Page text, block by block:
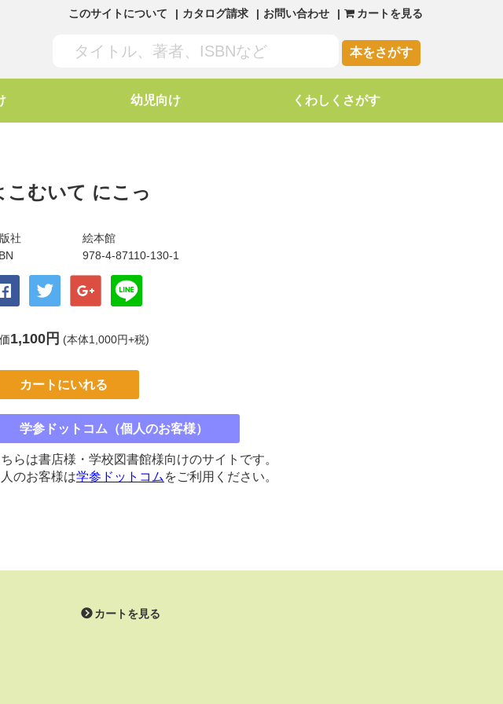
このサイトについて カタログ請求 お問い合わせ カートを見る
本をさがす
幼児向け くわしくさがす
こむいて にこっ
社
絵本館
978-4-87110-130-1
1,100円 (本体1,000円+税)
カートにいれる
学参ドットコム（個人のお客様）
らは書店様・学校図書館様向けのサイトです。
のお客様は学参ドットコム をご利用ください。
カートを見る